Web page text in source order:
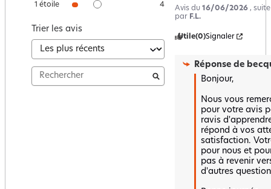
1 étoile 4
Trier les avis
Avis du 16/06/2026 ,
par F.L.
Utile(0)Signaler
Réponse de
Bonjour,
Nous vous
pour votre avis
ravis
répond à vos
satisfaction.
pour nous et
pas à revenir
d'autres